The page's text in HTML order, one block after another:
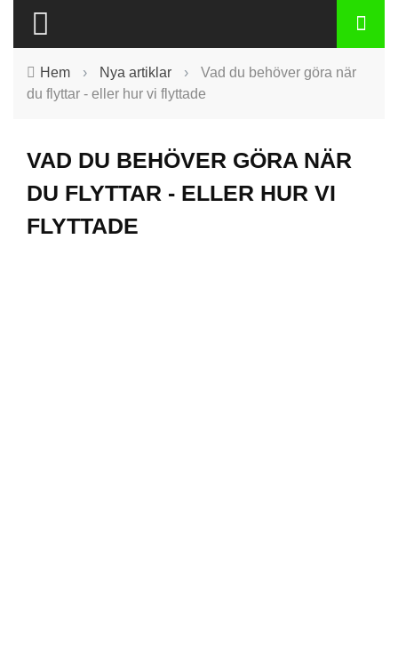
Hem › Nya artiklar ›
Vad du behöver göra när
du flyttar - eller hur vi flyttade
VAD DU BEHÖVER GÖRA NÄR
DU FLYTTAR - ELLER HUR VI
FLYTTADE